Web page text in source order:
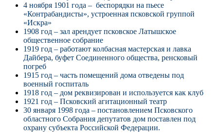
4 ноября 1901 года – беспорядки на пьесе
«Контрабандисты», устроенная псковской группой
«Искра»
1908 год – зал арендует псковское Латышское
общественное собрание
1919 год – работают колбасная мастерская и лавка
Дайбера, буфет Соединенного общества, ренсковый
погреб
1915 год – часть помещений дома отведены под
военный госпиталь
1918 год – дом реквизирован и используется как клуб
1921 год – Псковский агитационный театр
30 января 1998 года – постановлением Псковского
областного Собрания депутатов дом поставлен под
охрану субъекта Российской Федерации.